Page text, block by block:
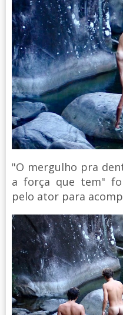
"O mergulho pra
a força que tem"
pelo ator para